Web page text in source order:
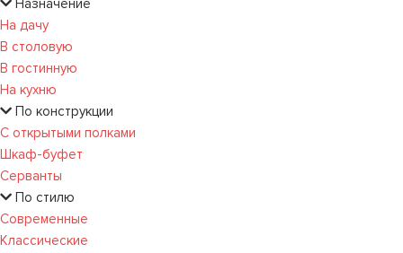
Назначение
На дачу
В столовую
В гостинную
На кухню
По конструкции
С открытыми полками
Шкаф-буфет
Серванты
По стилю
Современные
Классические